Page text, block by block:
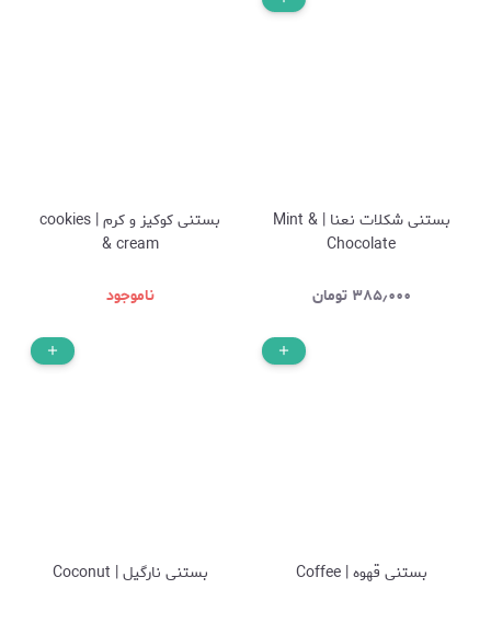
بستنی شکلات نعنا | Mint &
Chocolate
۳۸۵٫۰۰۰ تومان
بستنی کوکیز و کرم | cookies
& cream
ناموجود
بستنی قهوه | Coffee بستنی نارگیل | Coconut